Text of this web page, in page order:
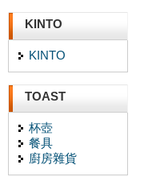
KINTO
KINTO
TOAST
杯壺
餐具
廚房雜貨